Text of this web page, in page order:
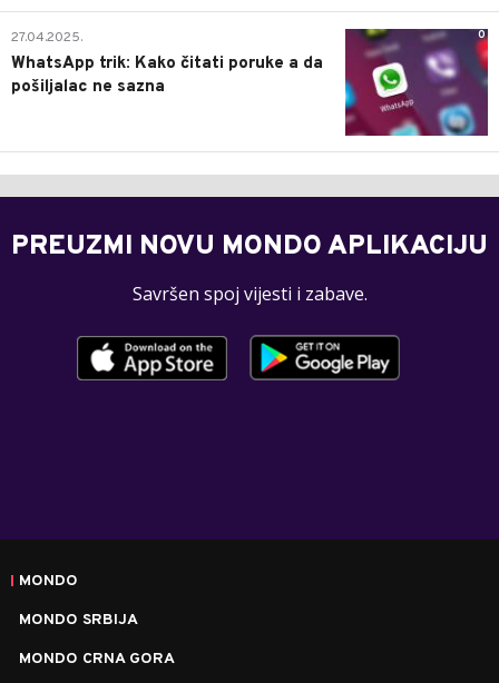
0
27.04.2025.
WhatsApp trik: Kako čitati poruke a da
pošiljalac ne sazna
PREUZMI NOVU MONDO APLIKACIJU
Savršen spoj vijesti i zabave.
MONDO
MONDO SRBIJA
MONDO CRNA GORA